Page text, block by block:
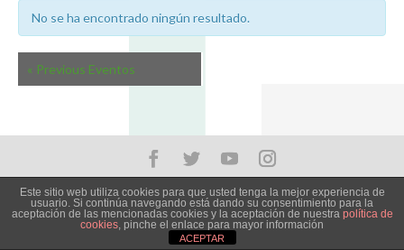
No se ha encontrado ningún resultado.
« Previous Eventos
40 aniversario - Universidad de León
Este sitio web utiliza cookies para que usted tenga la mejor experiencia de
usuario. Si continúa navegando está dando su consentimiento para la
aceptación de las mencionadas cookies y la aceptación de nuestra política de
cookies, pinche el enlace para mayor información
ACEPTAR